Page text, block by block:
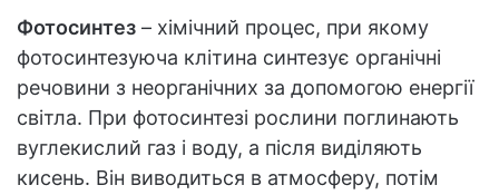
Фотосинтез – хімічний процес, при якому
фотосинтезуюча клітина синтезує органічні
речовини з неорганічних за допомогою енергії
світла. При фотосинтезі рослини поглинають
вуглекислий газ і воду, а після виділяють
кисень. Він виводиться в атмосферу, потім